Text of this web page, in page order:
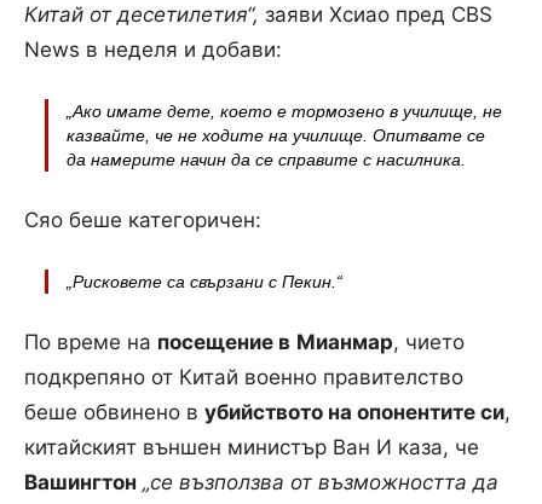
Китай от десетилетия“, заяви Хсиао пред CBS
News в неделя и добави:
„Ако имате дете, което е тормозено в училище, не
казвайте, че не ходите на училище. Опитвате се
да намерите начин да се справите с насилника.
Сяо беше категоричен:
„Рисковете са свързани с Пекин.“
По време на посещение в Мианмар, чието
подкрепяно от Китай военно правителство
беше обвинено в убийството на опонентите си,
китайският външен министър Ван И каза, че
Вашингтон „се възползва от възможността да